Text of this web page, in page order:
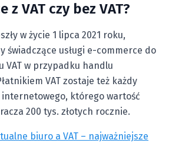
z VAT czy bez VAT?
w życie 1 lipca 2021 roku,
świadczące usługi e-commerce do
VAT w przypadku handlu
VAT zostaje też każdy
internetowego, którego wartość
200 tys. złotych rocznie.
biuro a VAT – najważniejsze